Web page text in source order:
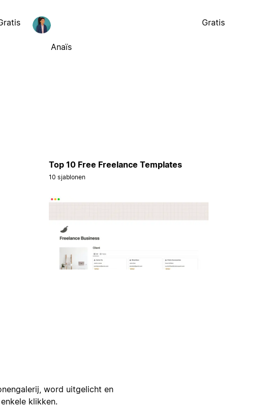
Anaïs
Gratis
Top 10 Free Freelance Templates
10 sjablonen
word uitgelicht en
klikken.